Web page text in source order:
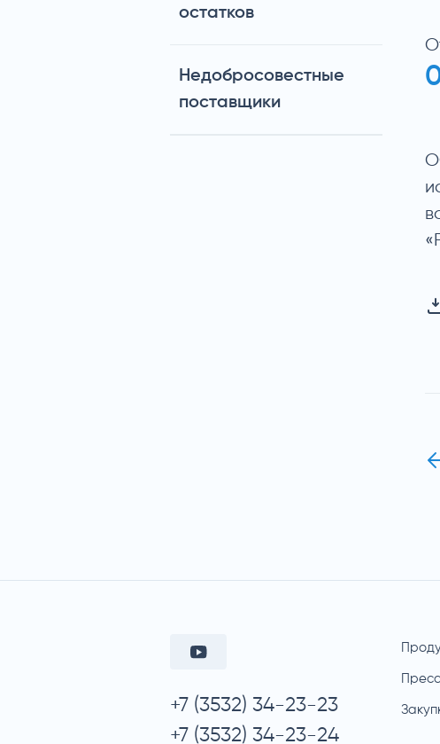
остатков
Недобросовестные
поставщики
+7 (3532) 34-23-23
+7 (3532) 34-23-24